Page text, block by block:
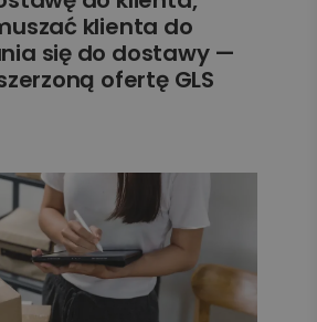
klienta do
się do dostawy —
ofertę GLS